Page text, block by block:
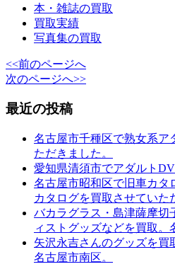
本・雑誌の買取
買取実績
写真集の買取
<<前のページへ
次のページへ>>
最近の投稿
名古屋市千種区で熟女系ア
ただきました。
愛知県清須市でアダルト
名古屋市昭和区で旧車カタ
カタログを買取させていた
バカラグラス・島津薩摩切
ィストグッズなどを買取。
矢沢永吉さんのグッズを買
名古屋市南区。